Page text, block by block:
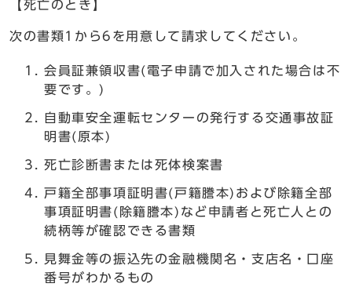
【死亡のとき】
次の書類1から6を用意して請求してください。
会員証兼領収書(電子申請で加入された場合は不
要です。)
自動車安全運転センターの発行する交通事故証
明書(原本)
死亡診断書または死体検案書
戸籍全部事項証明書(戸籍謄本)および除籍全部
事項証明書(除籍謄本)など申請者と死亡人との
続柄等が確認できる書類
見舞金等の振込先の金融機関名・支店名・口座
番号がわかるもの